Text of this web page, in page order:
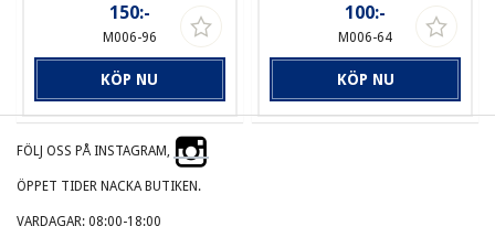
150:-
M006-96
KÖP NU
100:-
M006-64
KÖP NU
FÖLJ OSS PÅ INSTAGRAM,
ÖPPET TIDER NACKA BUTIKEN.
VARDAGAR: 08:00-18:00